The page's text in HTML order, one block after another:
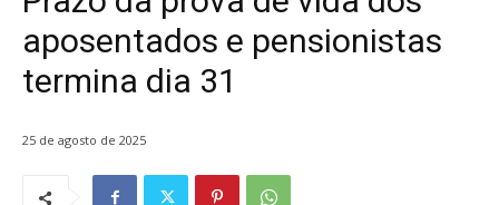
aposentados e pensionistas
termina dia 31
25 de agosto de 2025